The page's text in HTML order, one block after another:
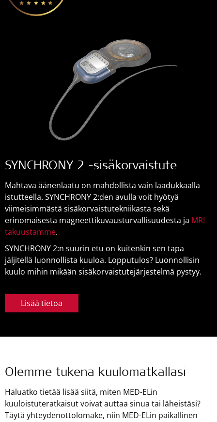
SYNCHRONY 2 -sisäkorvaistute
Mahtava äänenlaatu on mahdollista vain laadukkaalla
istutteella. SYNCHRONY 2:den avulla voit hyötyä
viimeisimmästä sisäkorvaistutekniikasta sekä
erinomaisesta magneettikuvausturvallisuudesta ja MRI
takuustamme.
SYNCHRONY 2:n suurin etu on kuitenkin sen tapa
jäljitellä luonnollista kuuloa. Lopputulos? Luonnollisin
kuulo mihin mikään sisäkorvaistutejärjestelmä pystyy.
Lisää tietoa
Olemme tukena kuulomatkallasi
Haluatko tietää lisää siitä, miten MED-ELin
kuuloistuteratkaisut voivat auttaa sinua tai läheistäsi?
Täytä yhteydenottolomake, niin MED-ELin paikallinen